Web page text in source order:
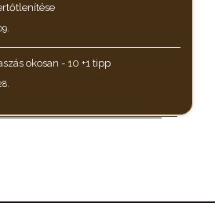
okosan - 10 +1 tipp